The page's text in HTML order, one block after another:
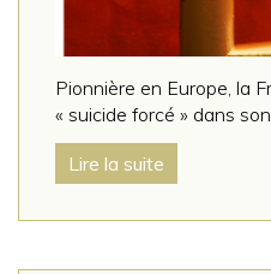
Pionnière en Europe, la
« suicide forcé » dans son
Lire la suite